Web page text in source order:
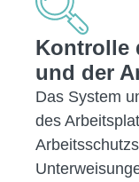
Kontrolle
und der
Das System
des